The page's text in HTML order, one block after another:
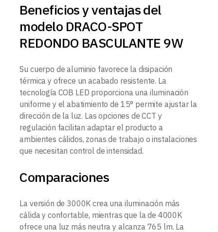
Beneficios y ventajas del
modelo DRACO-SPOT
REDONDO BASCULANTE 9W
Su cuerpo de aluminio favorece la disipación
térmica y ofrece un acabado resistente. La
tecnología COB LED proporciona una iluminación
uniforme y el abatimiento de 15° permite ajustar la
dirección de la luz. Las opciones de CCT y
regulación facilitan adaptar el producto a
ambientes cálidos, zonas de trabajo o instalaciones
que necesitan control de intensidad.
Comparaciones
La versión de 3000K crea una iluminación más
cálida y confortable, mientras que la de 4000K
ofrece una luz más neutra y alcanza 765 lm. La